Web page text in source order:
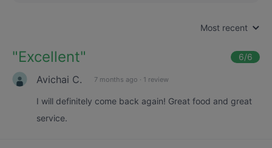
Most recent
"Excellent" 6/6
Avichai C. 7 months ago · 1 review
I will definitely come back again! Great food and great
service.